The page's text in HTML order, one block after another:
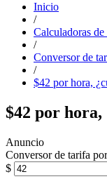
Inicio
/
Calculadoras
/
Conversor de
/
$42 por hora,
$42 por hora,
Conversor de tarifa
$